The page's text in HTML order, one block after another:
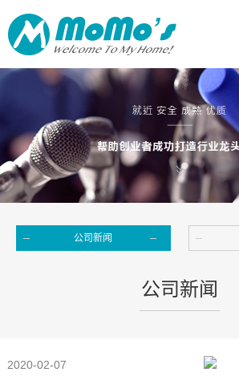
公司新闻
公司新闻
2020-02-07